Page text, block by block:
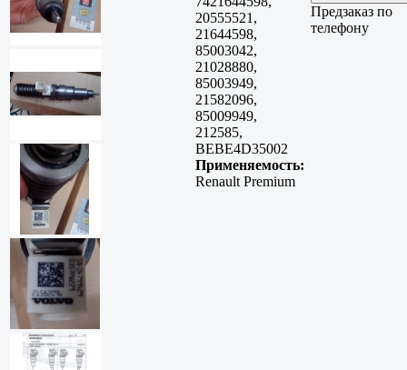
20555521,
21644598,
85003042,
21028880,
85003949,
21582096,
85009949,
212585,
BEBE4D35002
Применяемость:
Renault Premium
Предзаказ по
телефону